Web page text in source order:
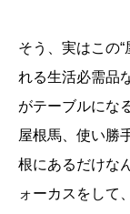
そう、実はこの
れる生活必需品
がテーブルにな
屋根馬、使い勝
根にあるだけな
ォーカスをして